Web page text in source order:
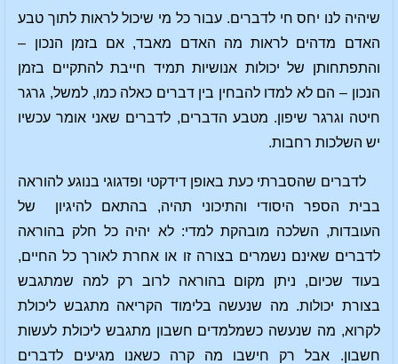
שיהיה לנו יחס חי לדברים. עבור כל מי שיכול לראות לתוך טבע
האדם מדהים לראות מה האדם מאבד, אם בזמן הנכון –
והתפתחותן של יכולות אנושיות תמיד חייבת להתקיים בזמן
הנכון – הם לא למדו להבחין בין דברים כאלה כמו, למשל, גרגר
חיטה וגרגר שיפון. מטבע הדברים, לדברים שאני אומר עכשיו
יש השלכות רחבות.
לדברים שהסברתי כעת באופן דידקטי ופדגוגי בנוגע להוראה
בבית הספר היסודי והתיכוני תהיה, בהתאם להיגיון של
העובדות, השלכה מובהקת למדי: לא יהיה כל חלק בהוראה
לדברים שאינם נשמרים בצורה זו או אחרת לאורך כל החיים,
בעוד שכיום, ניתן מקום בהוראה לרוב רק למה שמתגבש
בצורת יכולות. מה שנעשה בלימוד הקריאה מתגבש ליכולת
לקרוא, מה שנעשה כשמלמדים חשבון מתגבש ליכולת לעשות
חשבון. אבל רק חישבו מה קרה כשאנו מגיעים לדברים